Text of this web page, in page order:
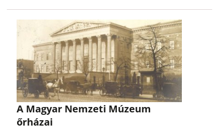
A Magyar Nemzeti Múzeum
őrházai